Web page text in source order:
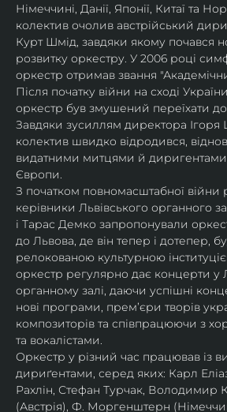
Німеччині, Данії, Японії, Китаї та
колектив очолив австрійський
Курт Шмід, завдяки якому почався
розвитку оркестру. У 2006 році
оркестр отримав звання
Після початку війни на сході
оркестр був змушений переїхати
Завдяки зусиллям директора Ігоря
колектив швидко відродився,
видатними митцями й диригентами
Європи.
З початком повномасштабної війни
керівники Львівського органного
і Тарас Демко запропонували
до Львова, де він тепер і дотепер,
релокованою культурною
оркестр регулярно дає концерти у
органному залі, даючи успішні
нові програми, прем’єри творів
композиторів та співпрацюючи з
та вокалістами.
Оркестр у різний час працював із
дириґентами, серед яких: Карл
Рахлін, Стефан Турчак, Володимир
(Австрія), Ф. Моргенштерн